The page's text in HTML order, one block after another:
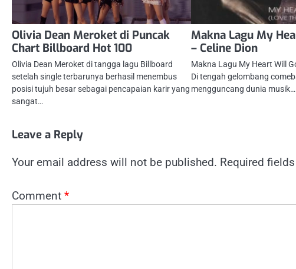
Olivia Dean Meroket di Puncak
Chart Billboard Hot 100
Olivia Dean Meroket di tangga lagu Billboard
setelah single terbarunya berhasil menembus
posisi tujuh besar sebagai pencapaian karir yang
sangat…
Makna Lagu My
– Celine Dion
Makna Lagu My Heart Will
Di tengah gelombang
mengguncang dunia musik…
Leave a Reply
Your email address will not be published. Required
Comment *